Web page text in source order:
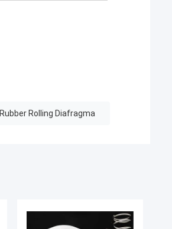
Rubber Rolling Diafragma